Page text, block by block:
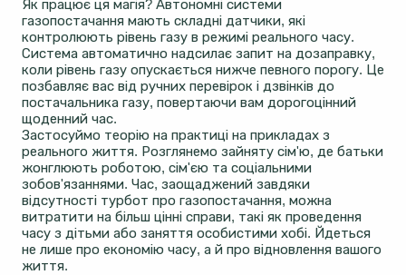
Як працює ця магія? Автономні системи
газопостачання мають складні датчики, які
контролюють рівень газу в режимі реального часу.
Система автоматично надсилає запит на дозаправку,
коли рівень газу опускається нижче певного порогу. Це
позбавляє вас від ручних перевірок і дзвінків до
постачальника газу, повертаючи вам дорогоцінний
щоденний час.
Застосуймо теорію на практиці на прикладах з
реального життя. Розглянемо зайняту сім'ю, де батьки
жонглюють роботою, сім'єю та соціальними
зобов'язаннями. Час, заощаджений завдяки
відсутності турбот про газопостачання, можна
витратити на більш цінні справи, такі як проведення
часу з дітьми або заняття особистими хобі. Йдеться
не лише про економію часу, а й про відновлення вашого
життя.